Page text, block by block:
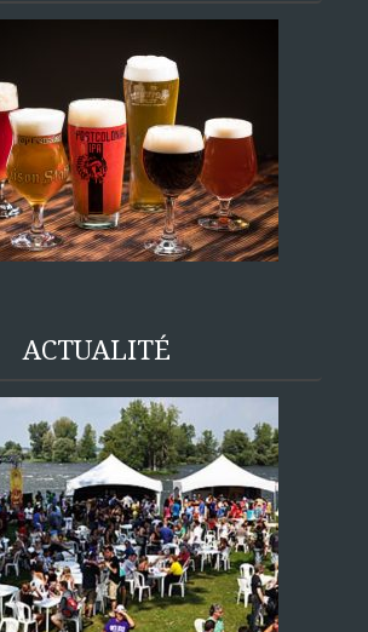
ACTUALITÉ